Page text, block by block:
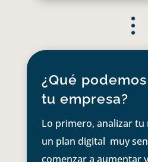
¿Qué
tu empresa?
Lo primero, analizar tu
un plan digital muy
comenzar a aumentar